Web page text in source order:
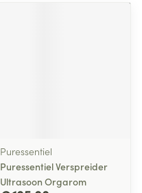
Puressentiel
Puressentiel Verspreider
Ultrasoon Orgarom